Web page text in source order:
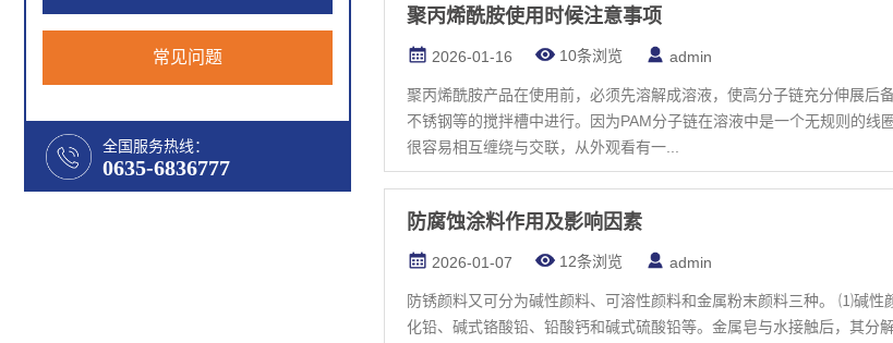
常见问题
全国服务热线：
0635-6836777
聚丙烯酰胺使用时候注意事项
2026-01-16 10条浏览 admin
聚丙烯酰胺产品在使用前，必须先溶解成溶液，使高分子链充分伸展后
不锈钢等的搅拌槽中进行。因为PAM分子链在溶液中是一个无规则的
很容易相互缠绕与交联，从外观看有一...
防腐蚀涂料作用及影响因素
2026-01-07 12条浏览 admin
防锈颜料又可分为碱性颜料、可溶性颜料和金属粉末颜料三种。 ⑴碱性颜料。碱性颜料与油性类成膜物反应可生成金属皂，如红丹、一氧化二铅、氰氨
化铅、碱式铬酸铅、铅酸钙和碱式硫酸铅等。金属皂与水接触后，其